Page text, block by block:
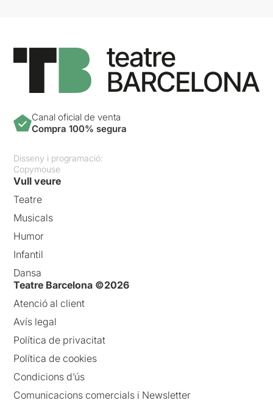
Canal oficial de venta
Compra 100% segura
Disseny i programació:
Copymouse
Vull veure
Teatre
Musicals
Humor
Infantil
Dansa
Teatre Barcelona ©2026
Atenció al client
Avís legal
Política de privacitat
Política de cookies
Condicions d’ús
Comunicacions comercials i Newsletter